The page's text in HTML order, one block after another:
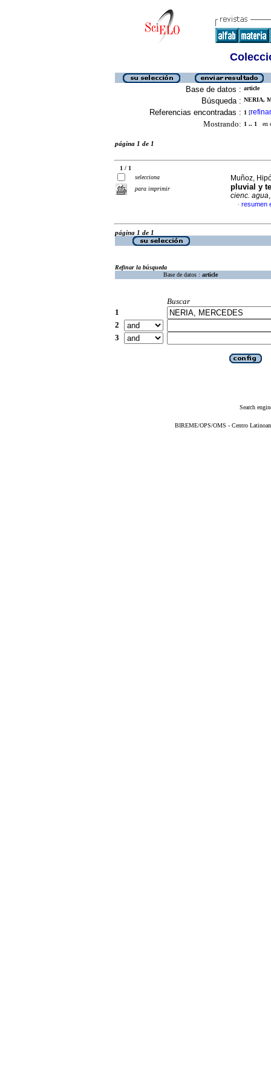
Base de datos : article
Búsqueda : NERIA,
Referencias encontradas : 1 [refinar
Mostrando: 1 .. 1 en
página 1 de 1
1 / 1
selecciona
para imprimir
Muñoz,
pluvial y
cienc. agua
· resumen
página 1 de 1
Refinar la búsqueda
Base de datos : article
Buscar
1
2
3
Search
BIREME/OPS/OMS - Centro